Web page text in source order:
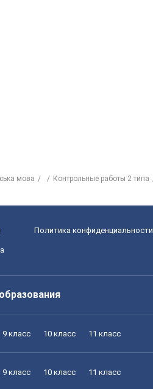
мова
Контрольные работы 2 типа
Политика конфиденциальности
9 класс 10 класс 11 класс
9 класс 10 класс 11 класс